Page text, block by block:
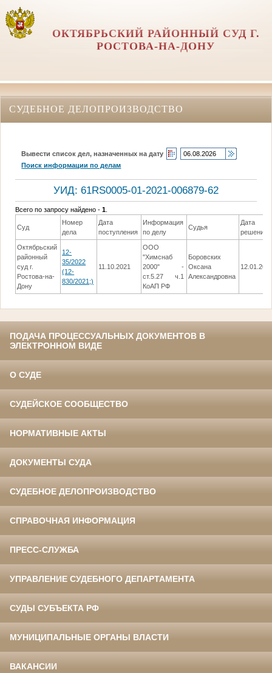
ОКТЯБРЬСКИЙ РАЙОННЫЙ СУД Г.
РОСТОВА-НА-ДОНУ
СУДЕБНОЕ ДЕЛОПРОИЗВОДСТВО
Вывести список дел, назначенных на дату
Поиск информации по делам
УИД: 61RS0005-01-2021-006879-62
Всего по запросу найдено -1
Суд
Номер
дела
Дата
поступления
Информация
по делу
Судья
Дата
решения
Октябрьский
районный
суд г.
Ростова-на-
Дону
12-
35/2022
(12-
830/2021;)
11.10.2021
ООО
"Химснаб
2000" -
ст.5.27 ч.1
КоАП РФ
Боровских
Оксана
Александровна
ПОДАЧА ПРОЦЕССУАЛЬНЫХ ДОКУМЕНТОВ В
ЭЛЕКТРОННОМ ВИДЕ
О СУДЕ
СУДЕЙСКОЕ СООБЩЕСТВО
НОРМАТИВНЫЕ АКТЫ
ДОКУМЕНТЫ СУДА
СУДЕБНОЕ ДЕЛОПРОИЗВОДСТВО
СПРАВОЧНАЯ ИНФОРМАЦИЯ
ПРЕСС-СЛУЖБА
УПРАВЛЕНИЕ СУДЕБНОГО ДЕПАРТАМЕНТА
СУДЫ СУБЪЕКТА РФ
МУНИЦИПАЛЬНЫЕ ОРГАНЫ ВЛАСТИ
ВАКАНСИИ